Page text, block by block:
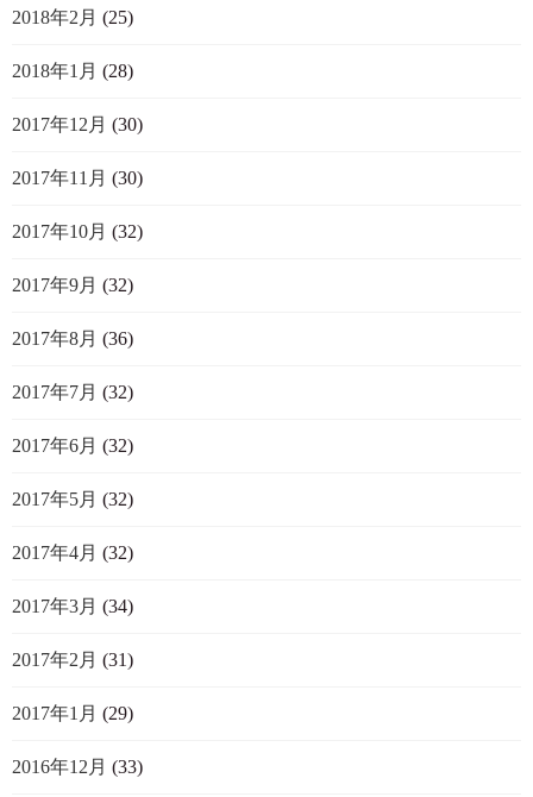
2018年2月 (25)
2018年1月 (28)
2017年12月 (30)
2017年11月 (30)
2017年10月 (32)
2017年9月 (32)
2017年8月 (36)
2017年7月 (32)
2017年6月 (32)
2017年5月 (32)
2017年4月 (32)
2017年3月 (34)
2017年2月 (31)
2017年1月 (29)
2016年12月 (33)